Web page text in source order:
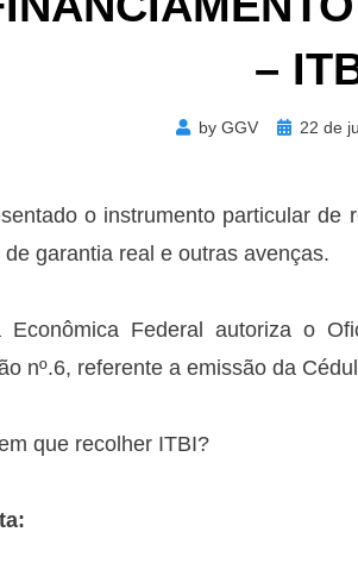
–
byGGV
Posted
22 de
o instrumento particular de
de garantia real e outras avenças.
Econômica Federal autoriza o
nº.6, referente a emissão da
que recolher ITBI?